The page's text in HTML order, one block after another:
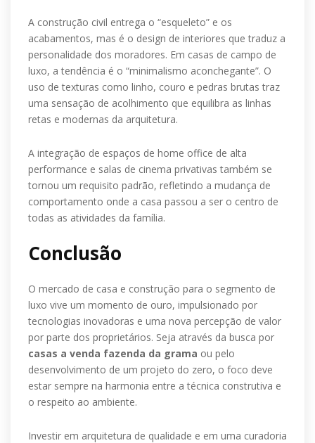
A construção civil entrega o “esqueleto” e os
acabamentos, mas é o design de interiores que traduz a
personalidade dos moradores. Em casas de campo de
luxo, a tendência é o “minimalismo aconchegante”. O
uso de texturas como linho, couro e pedras brutas traz
uma sensação de acolhimento que equilibra as linhas
retas e modernas da arquitetura.
A integração de espaços de home office de alta
performance e salas de cinema privativas também se
tornou um requisito padrão, refletindo a mudança de
comportamento onde a casa passou a ser o centro de
todas as atividades da família.
Conclusão
O mercado de casa e construção para o segmento de
luxo vive um momento de ouro, impulsionado por
tecnologias inovadoras e uma nova percepção de valor
por parte dos proprietários. Seja através da busca por
casas a venda fazenda da grama ou pelo
desenvolvimento de um projeto do zero, o foco deve
estar sempre na harmonia entre a técnica construtiva e
o respeito ao ambiente.
Investir em arquitetura de qualidade e em uma curadoria